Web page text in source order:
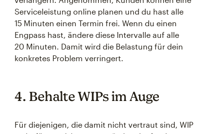
Serviceleistung online planen und du hast alle
15 Minuten einen Termin frei. Wenn du einen
Engpass hast, ändere diese Intervalle auf alle
20 Minuten. Damit wird die Belastung für dein
konkretes Problem verringert.
4. Behalte WIPs im Auge
Für diejenigen, die damit nicht vertraut sind, WIP